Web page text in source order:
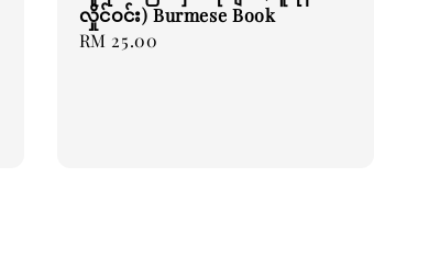
လှိုင်ဝင်း) Burmese Book
Regular
RM 25.00